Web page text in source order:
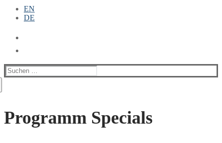
EN
DE
Suchen
nach:
Programm Specials